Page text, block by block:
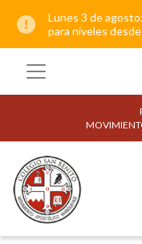
Lunes 3 de
para niveles